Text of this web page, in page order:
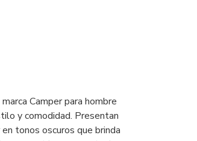
Camper para hombre
y comodidad. Presentan
tonos oscuros que brinda